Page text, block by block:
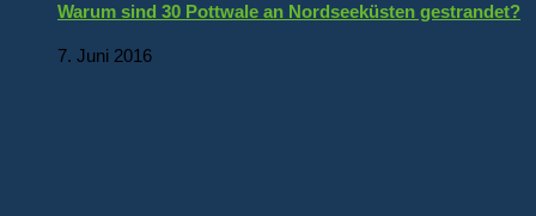
Warum sind 30 Pottwale an Nordseeküsten gestrandet?
7. Juni 2016